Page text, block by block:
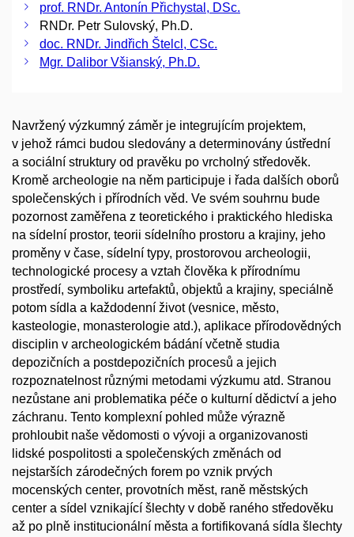
prof. RNDr. Antonín Přichystal, DSc.
RNDr. Petr Sulovský, Ph.D.
doc. RNDr. Jindřich Štelcl, CSc.
Mgr. Dalibor Všianský, Ph.D.
Navržený výzkumný záměr je integrujícím projektem,
v jehož rámci budou sledovány a determinovány ústřední
a sociální struktury od pravěku po vrcholný středověk.
Kromě archeologie na něm participuje i řada dalších oborů
společenských i přírodních věd. Ve svém souhrnu bude
pozornost zaměřena z teoretického i praktického hlediska
na sídelní prostor, teorii sídelního prostoru a krajiny, jeho
proměny v čase, sídelní typy, prostorovou archeologii,
technologické procesy a vztah člověka k přírodnímu
prostředí, symboliku artefaktů, objektů a krajiny, speciálně
potom sídla a každodenní život (vesnice, město,
kasteologie, monasterologie atd.), aplikace přírodovědných
disciplin v archeologickém bádání včetně studia
depozičních a postdepozičních procesů a jejich
rozpoznatelnost různými metodami výzkumu atd. Stranou
nezůstane ani problematika péče o kulturní dědictví a jeho
záchranu. Tento komplexní pohled může výrazně
prohloubit naše vědomosti o vývoji a organizovanosti
lidské pospolitosti a společenských změnách od
nejstarších zárodečných forem po vznik prvých
mocenských center, provotních měst, raně městských
center a sídel vznikající šlechty v době raného středověku
až po plně institucionální města a fortifikovaná sídla šlechty